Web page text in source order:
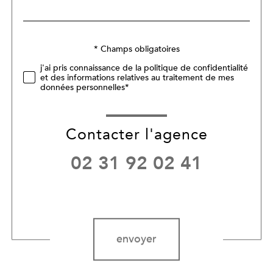
défaut
Validation* Champs obligatoires
j'ai pris connaissance de la politique de confidentialité
et des informations relatives au traitement de mes
données personnelles*
Contacter l'agence
02 31 92 02 41
envoyer